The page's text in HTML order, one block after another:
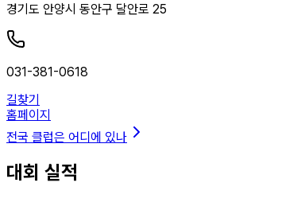
경기도 안양시 동안구 달안로 25
031-381-0618
길찾기
홈페이지
전국 클럽은 어디에 있나
대회 실적